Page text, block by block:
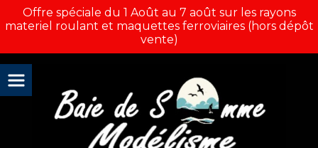
Offre spéciale du 1 Août au 7 août sur les rayons
materiel roulant et maquettes ferroviaires (hors dépôt
vente)
Panneau de gestion des cookies